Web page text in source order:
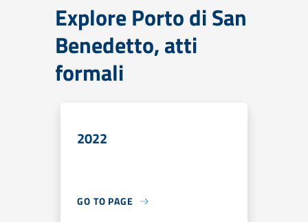
Explore Porto di San
Benedetto, atti
formali
2022
GO TO PAGE